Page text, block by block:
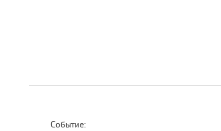
Событие: